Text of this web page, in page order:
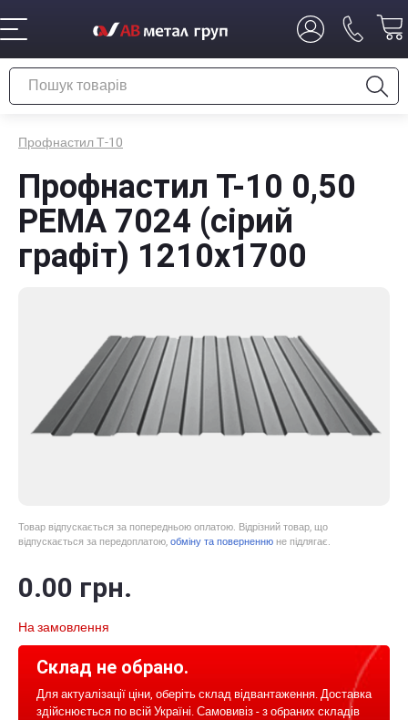
Профнастил Т-10
Профнастил Т-10 0,50
PEMA 7024 (сірий
графіт) 1210х1700
Товар відпускається за попередньою оплатою. Відрізний товар, що
відпускається за передоплатою, обміну та поверненню не підлягає.
0.00 грн.
На замовлення
Склад не обрано.
Для актуалізації ціни, оберіть склад відвантаження. Доставка
здійснюється по всій Україні. Самовивіз - з обраних складів